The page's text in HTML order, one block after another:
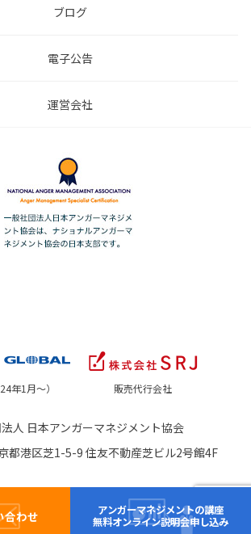
ブログ
電子公告
運営会社
年1月～） 販売代行会社
人 日本アンガーマネジメント協会
都港区芝1-5-9 住友不動産芝ビル2号館4F
合わせ
アンガーマネジメントの講座
無料オンライン説明会申し込み